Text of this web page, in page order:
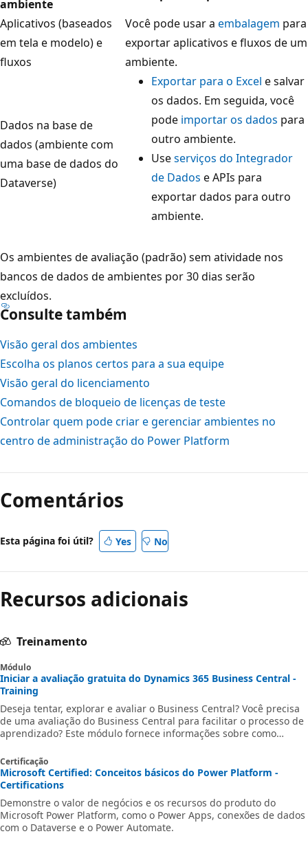
ambiente
Aplicativos (baseados
em tela e modelo) e
fluxos
Você pode usar a embalagem para
exportar aplicativos e fluxos de um
ambiente.
Dados na base de
dados (ambiente com
uma base de dados do
Dataverse)
Exportar para o Excel e salvar
os dados. Em seguida, você
pode importar os dados para
outro ambiente.
Useserviços do Integrador
de Dados e APIs para
exportar dados para outro
ambiente.
Os ambientes de avaliação (padrão) sem atividade nos
bancos de dados de ambientes por 30 dias serão
excluídos.
Consulte também
Visão geral dos ambientes
Escolha os planos certos para a sua equipe
Visão geral do licenciamento
Comandos de bloqueio de licenças de teste
Controlar quem pode criar e gerenciar ambientes no
centro de administração do Power Platform
Comentários
Esta página foi útil? Yes No
Recursos adicionais
Treinamento
Módulo
Iniciar a avaliação gratuita do Dynamics 365 Business Central -
Training
Deseja tentar, explorar e avaliar o Business Central? Você precisa
de uma avaliação do Business Central para facilitar o processo de
aprendizado? Este módulo fornece informações sobre como
disso, este módulo explica como criar a conta do Business Central,
como usar um banco de dados de demonstração, como iniciar
uma avaliação com os próprios dados e como inscrever a
Certificação
Microsoft Certified: Conceitos básicos do Power Platform -
Certifications
Demonstre o valor de negócios e os recursos do produto do
Microsoft Power Platform, como o Power Apps, conexões de dados
com o Dataverse e o Power Automate.